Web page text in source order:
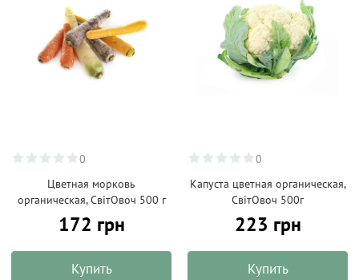
0
Цветная морковь
органическая, СвітОвоч 500 г
172 грн
Купить
0
Капуста цветная органическая,
СвітОвоч 500г
223 грн
Купить